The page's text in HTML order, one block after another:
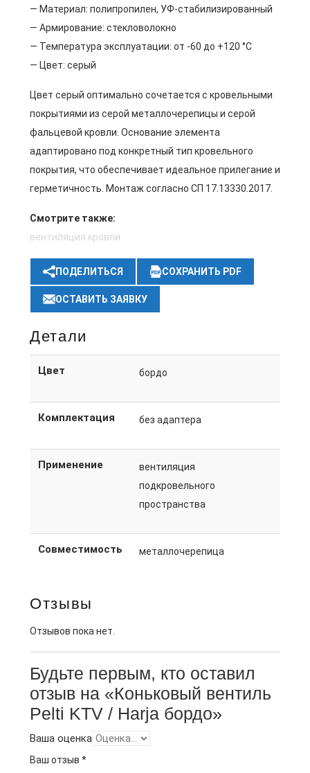
— Материал: полипропилен, УФ-стабилизированный
— Армирование: стекловолокно
— Температура эксплуатации: от -60 до +120 °C
— Цвет: серый
Цвет серый оптимально сочетается с кровельными
покрытиями из серой металлочерепицы и серой
фальцевой кровли. Основание элемента
адаптировано под конкретный тип кровельного
покрытия, что обеспечивает идеальное прилегание и
герметичность. Монтаж согласно СП 17.13330.2017.
Смотрите также:
вентиляция кровли
ПОДЕЛИТЬСЯ СОХРАНИТЬ PDF
ОСТАВИТЬ ЗАЯВКУ
Детали
Цвет бордо
Комплектация без адаптера
Применение
вентиляция
подкровельного
пространства
Совместимость металлочерепица
Отзывы
Отзывов пока нет.
Будьте первым, кто оставил
отзыв на «Коньковый вентиль
Pelti KTV / Harja бордо»
Ваша оценка
Ваш отзыв *